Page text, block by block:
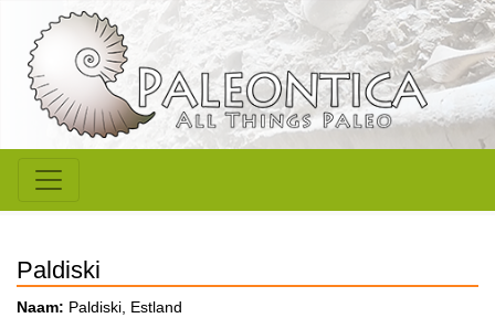
Paldiski
Naam: Paldiski, Estland